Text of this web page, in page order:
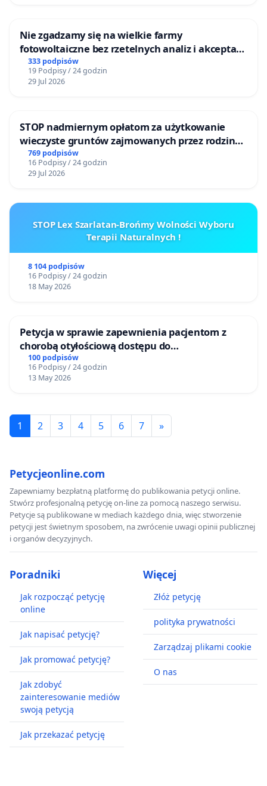
Nie zgadzamy się na wielkie farmy
fotowoltaiczne bez rzetelnych analiz i akceptacji
mieszkańców
333 podpisów
19 Podpisy / 24 godzin
29 Jul 2026
STOP nadmiernym opłatom za użytkowanie
wieczyste gruntów zajmowanych przez rodzinne
ogrody działkowe.
769 podpisów
16 Podpisy / 24 godzin
29 Jul 2026
STOP Lex Szarlatan-Brońmy Wolności Wyboru
Terapii Naturalnych !
8 104 podpisów
16 Podpisy / 24 godzin
18 May 2026
Petycja w sprawie zapewnienia pacjentom z
chorobą otyłościową dostępu do
kompleksowego leczenia oraz programów
profilaktycznych.
100 podpisów
16 Podpisy / 24 godzin
13 May 2026
1 2 3 4 5 6 7 »
Petycjeonline.com
Zapewniamy bezpłatną platformę do publikowania petycji online.
Stwórz profesjonalną petycję on-line za pomocą naszego serwisu.
Petycje są publikowane w mediach każdego dnia, więc stworzenie
petycji jest świetnym sposobem, na zwrócenie uwagi opinii publicznej
i organów decyzyjnych.
Poradniki
Jak rozpocząć petycję
online
Jak napisać petycję?
Jak promować petycję?
Jak zdobyć
zainteresowanie mediów
swoją petycją
Jak przekazać petycję
Więcej
Złóż petycję
polityka prywatności
Zarządzaj plikami cookie
O nas